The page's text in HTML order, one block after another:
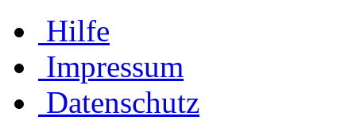
Hilfe
Impressum
Datenschutz